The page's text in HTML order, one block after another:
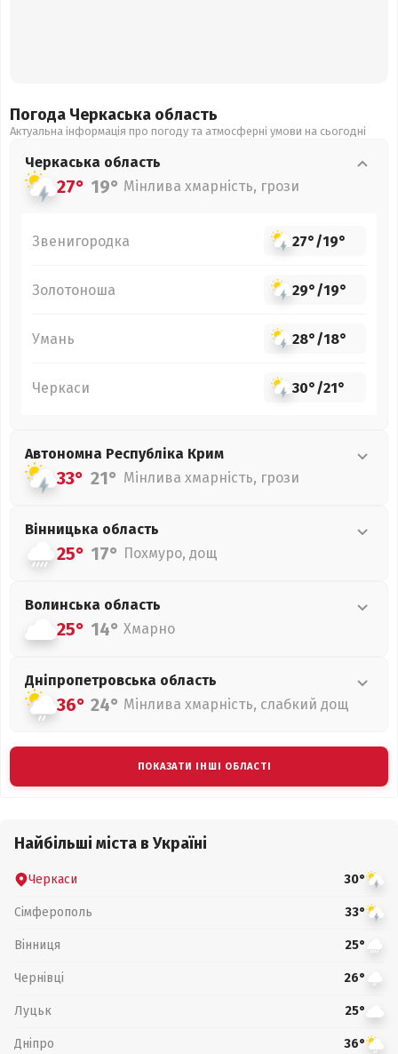
Погода Черкаська область
Актуальна інформація про погоду та атмосферні умови на сьогодні
Черкаська область
27° 19° Мінлива хмарність, грози
Звенигородка 27°/19°
Золотоноша 29°/19°
Умань 28°/18°
Черкаси 30°/21°
Автономна Республіка Крим
33° 21° Мінлива хмарність, грози
Вінницька область
25° 17° Похмуро, дощ
Волинська область
25° 14° Хмарно
Дніпропетровська область
36° 24° Мінлива хмарність, слабкий дощ
ПОКАЗАТИ ІНШІ ОБЛАСТІ
Найбільші міста в Україні
Черкаси 30°
Сімферополь 33°
Вінниця 25°
Чернівці 26°
Луцьк 25°
Дніпро 36°